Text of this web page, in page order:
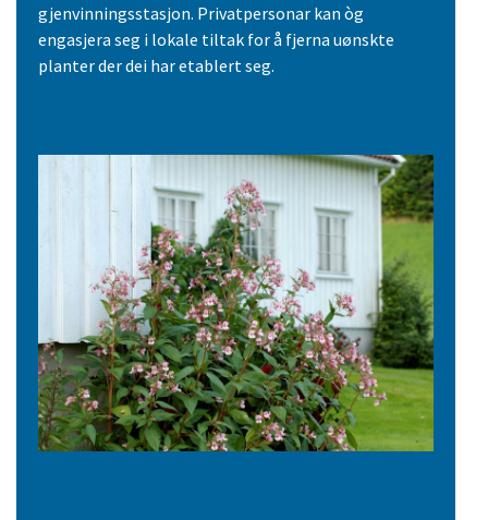
gjenvinningsstasjon. Privatpersonar kan òg
engasjera seg i lokale tiltak for å fjerna uønskte
planter der dei har etablert seg.